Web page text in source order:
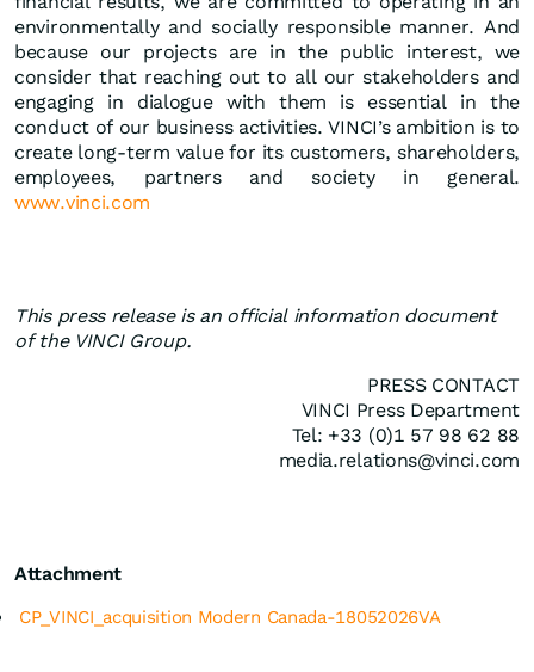
environmentally and socially responsible manner. And
because our projects are in the public interest, we
consider that reaching out to all our stakeholders and
engaging in dialogue with them is essential in the
conduct of our business activities. VINCI’s ambition is to
create long-term value for its customers, shareholders,
employees, partners and society in general.
www.vinci.com
This press release is an official information document
of the VINCI Group.
PRESS CONTACT
VINCI Press Department
Tel: +33 (0)1 57 98 62 88
media.relations@vinci.com
Attachment
CP_VINCI_acquisition Modern Canada-18052026VA